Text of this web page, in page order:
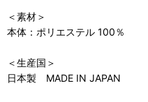
＜素材＞
本体：ポリエステル 100％
＜生産国＞
日本製 MADE IN JAPAN